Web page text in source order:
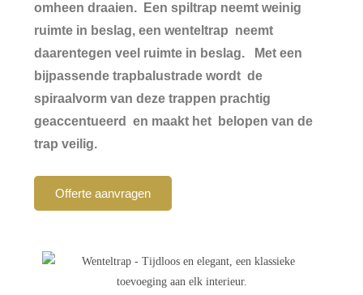
omheen draaien. Een spiltrap neemt weinig
ruimte in beslag, een wenteltrap neemt
daarentegen veel ruimte in beslag. Met een
bijpassende trapbalustrade wordt de
spiraalvorm van deze trappen prachtig
geaccentueerd en maakt het belopen van de
trap veilig.
Offerte aanvragen